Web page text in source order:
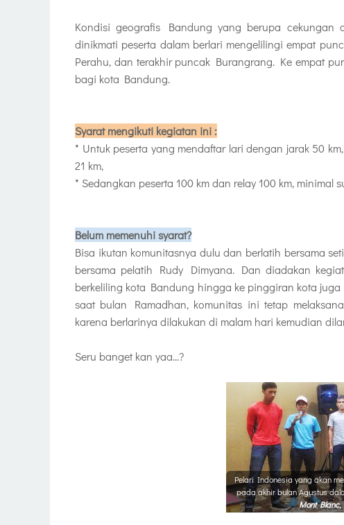
Kondisi geografis Bandung yang berupa cekungan
dinikmati peserta dalam berlari mengelilingi empat
Perahu, dan terakhir puncak Burangrang. Ke empat
bagi kota Bandung.
Syarat mengikuti kegiatan ini :
* Untuk peserta yang mendaftar lari dengan jarak 50
21 km,
* Sedangkan peserta 100 km dan relay 100 km,
Belum memenuhi syarat?
Bisa ikutan komunitasnya dulu dan berlatih bersama
bersama pelatih Rudy Dimyana. Dan diadakan
berkeliling kota Bandung hingga ke pinggiran kota
saat bulan Ramadhan, komunitas ini tetap
karena berlarinya dilakukan di malam hari kemudian
Seru banget kan yaa...?
Pelari Indonesia yang akan
pada akhir bulan Agustus
Mont Blanc,